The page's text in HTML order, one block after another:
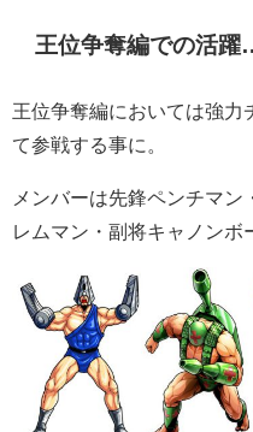
王位争奪編での活躍
王位争奪編においては強力
て参戦する事に。
メンバーは先鋒ペンチマ
レムマン・副将キャノンボ